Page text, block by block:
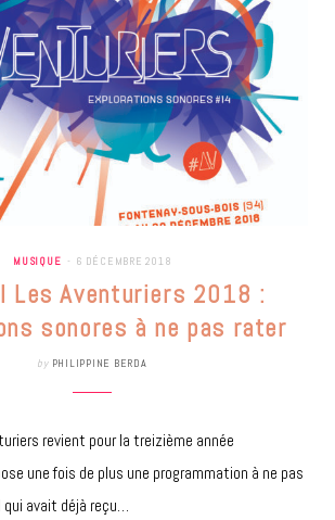
MUSIQUE 6 DÉCEMBRE 2018
Les Aventuriers 2018 :
sonores à ne pas rater
by PHILIPPINE BERDA
revient pour la treizième année
une fois de plus une programmation à ne pas
qui avait déjà reçu…